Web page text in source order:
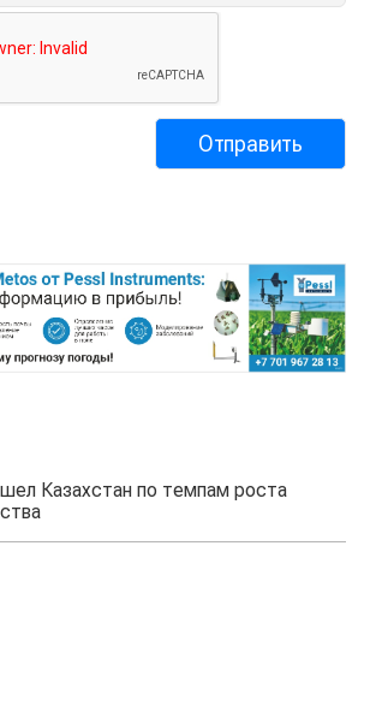
Казахстан по темпам роста